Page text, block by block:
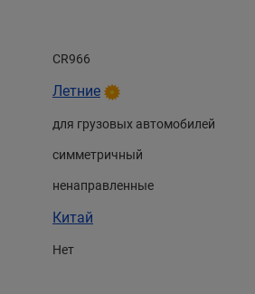
CR966
Летние
для грузовых автомобилей
симметричный
ненаправленные
Китай
Нет